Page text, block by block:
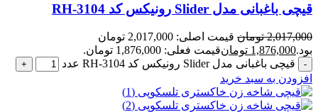
قیچی باغبانی مدل Slider رونیکس کد RH-3104
2,017,000 تومان
قیمت اصلی: 2,017,000 تومان
بود.1,876,000 تومانقیمت فعلی: 1,876,000 تومان.
قیچی باغبانی مدل Slider رونیکس کد RH-3104 عدد
افزودن به سبد خرید